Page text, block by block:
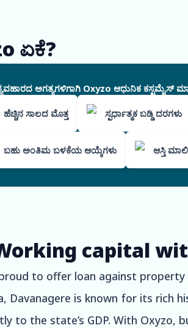
ಏಕೆ?
ಅಗತ್ಯಗಳಿಗಾಗಿ Oxyzo ಆಧುನಿಕ ಕಸ್ಟಮೈಸ್
ಹೆಚ್ಚಿನ ಸಾಲದ ಮೊತ್ತ ಸ್ಪರ್ಧಾತ್ಮಕ ಬಡ್ಡಿ ದರಗಳು
ಬಹು ಅಂತಿಮ ಬಳಕೆಯ ಆಯ್ಕೆಗಳು ಆಸ್ತಿ
capital
to offer loan against
Davanagere is known for its rich
to the state’s GDP. With Oxyzo,